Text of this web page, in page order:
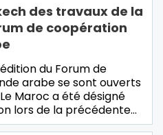
des travaux de la
de coopération
du Forum de
arabe se sont ouverts
Maroc a été désigné
lors de la précédente…